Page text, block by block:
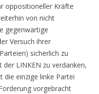
oppositioneller Kräfte
von nicht
gegenwärtige
Versuch ihrer
sicherlich zu
LINKEN zu verdanken,
die einzige linke Partei
vorgebracht